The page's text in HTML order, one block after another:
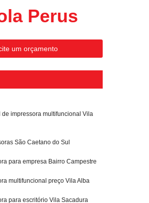
Perus
um orçamento
impressora multifuncional Vila
São Caetano do Sul
para empresa Bairro Campestre
multifuncional preço Vila Alba
para escritório Vila Sacadura